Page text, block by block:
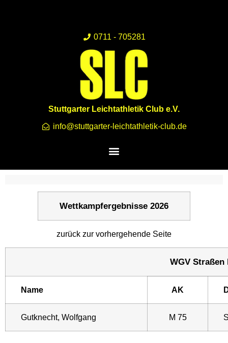
0711 - 705281
Stuttgarter Leichtathletik Club e.V.
info@stuttgarter-leichtathletik-club.de
Wettkampfergebnisse 2026
zurück zur vorhergehende Seite
WGV
Name AK
Gutknecht, Wolfgang M 75